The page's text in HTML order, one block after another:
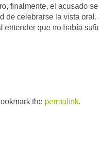
finalmente, el acusado
de celebrarse la vista
entender que no había
the permalink.